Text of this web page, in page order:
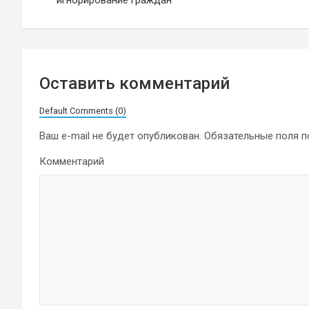
записям
Оставить комментарий
Default Comments (0)
Ваш e-mail не будет опубликован. Обязательные поля
Комментарий